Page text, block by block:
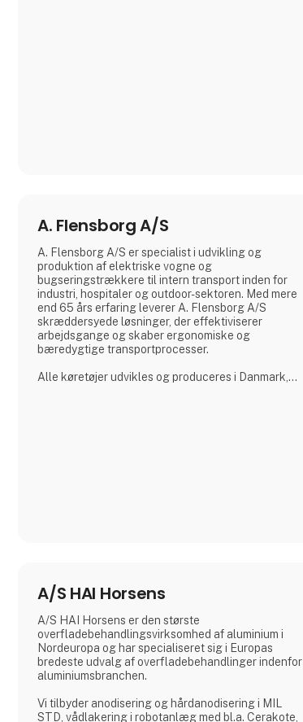
A. Flensborg A/S
A. Flensborg A/S er specialist i udvikling og
produktion af elektriske vogne og
bugseringstrækkere til intern transport inden for
industri, hospitaler og outdoor-sektoren. Med mere
end 65 års erfaring leverer A. Flensborg A/S
skræddersyede løsninger, der effektiviserer
arbejdsgange og skaber ergonomiske og
bæredygtige transportprocesser.
Alle køretøjer udvikles og produceres i Danmark,
A/S HAI Horsens
A/S HAI Horsens er den største
overfladebehandlingsvirksomhed af aluminium i
Nordeuropa og har specialiseret sig i Europas
bredeste udvalg af overfladebehandlinger indenfor
aluminiumsbranchen.
Vi tilbyder anodisering og hårdanodisering i MIL
STD, vådlakering i robotanlæg med bl.a. Cerakote,